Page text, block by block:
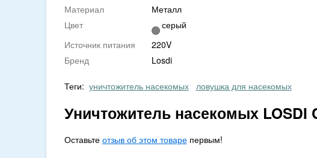
Материал
Металл
Цвет
серый
Источник питания
220V
Бренд
Losdi
Теги: уничтожитель насекомых ловушка для насекомых
Уничтожитель насекомых LOSDI
Оставьте отзыв об этом товарепервым!